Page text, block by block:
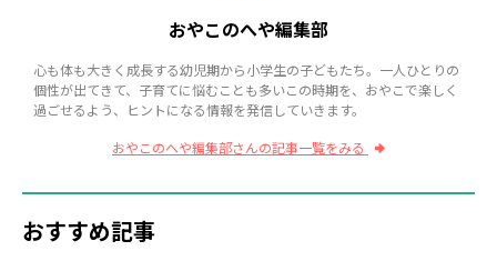
おやこのへや編集部
心も体も大きく成長する幼児期から小学生の子どもたち。一人ひとりの
個性が出てきて、子育てに悩むことも多いこの時期を、おやこで楽しく
過ごせるよう、ヒントになる情報を発信していきます。
おやこのへや編集部さんの記事一覧をみる
おすすめ記事